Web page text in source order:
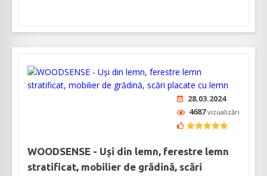
28.03.2024
4687vizualizări
WOODSENSE - Uși din lemn, ferestre lemn
stratificat, mobilier de grădină, scări